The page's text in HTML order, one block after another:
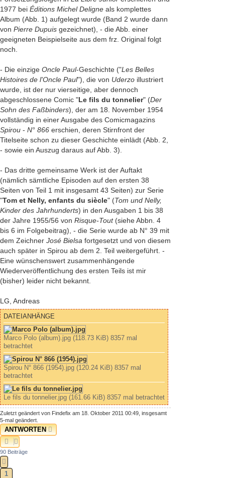
1977 bei Éditions Michel Deligne als komplettes
Album (Abb. 1) aufgelegt wurde (Band 2 wurde dann
von Pierre Dupuis gezeichnet), - die Abb. einer
geeigneten Beispielseite aus dem frz. Original folgt
noch.
- Die einzige Oncle Paul-Geschichte ("Les Belles
Histoires de l'Oncle Paul"), die von Uderzo illustriert
wurde, ist der nur vierseitige, aber dennoch
abgeschlossene Comic "Le fils du tonnelier" (Der
Sohn des Faßbinders), der am 18. November 1954
vollständig in einer Ausgabe des Comicmagazins
Spirou - N° 866 erschien, deren Stirnfront der
Titelseite schon zu dieser Geschichte einlädt (Abb. 2,
- sowie ein Auszug daraus auf Abb. 3).
- Das dritte gemeinsame Werk ist der Auftakt
(nämlich sämtliche Episoden auf den ersten 38
Seiten von Teil 1 mit insgesamt 43 Seiten) zur Serie
"Tom et Nelly, enfants du siècle" (Tom und Nelly,
Kinder des Jahrhunderts) in den Ausgaben 1 bis 38
der Jahre 1955/56 von Risque-Tout(siehe Abbn. 4
bis 6 im Folgebeitrag), - die Serie wurde ab N° 39 mit
dem Zeichner José Bielsa fortgesetzt und von diesem
auch später in Spirou ab dem 2. Teil weitergeführt. -
Eine wünschenswert zusammenhängende
Wiederveröffentlichung des ersten Teils ist mir
(bisher) leider nicht bekannt.
LG, Andreas
DATEIANHÄNGE
Marco Polo (album).jpg (118.73 KiB) 8357 mal
betrachtet
Spirou N° 866 (1954).jpg (120.24 KiB) 8357 mal
betrachtet
Le fils du tonnelier.jpg (161.66 KiB) 8357 mal betrachtet
Zuletzt geändert von Findefix am 18. Oktober 2011 00:49, insgesamt
5-mal geändert.
ANTWORTEN
90 Beiträge
1